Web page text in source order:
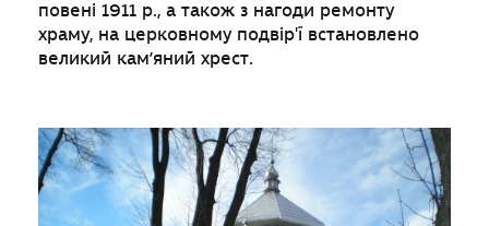
повені 1911 р., а також з нагоди ремонту
храму, на церковному подвір'ї встановлено
великий кам’яний хрест.